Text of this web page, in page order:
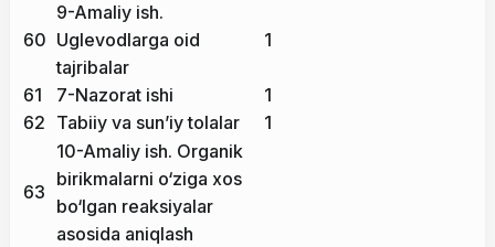
60
9-Amaliy ish.
Uglevodlarga oid
tajribalar
1
61 7-Nazorat ishi
1
62 Tabiiy va sun’iy tolalar 1
63
10-Amaliy ish. Organik
birikmalarni o‘ziga xos
bo‘lgan reaksiyalar
asosida aniqlash